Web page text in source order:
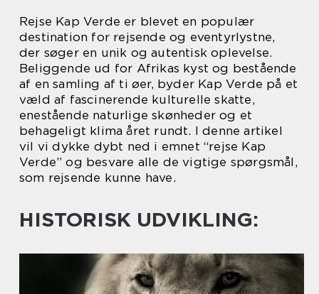
Rejse Kap Verde er blevet en populær
destination for rejsende og eventyrlystne,
der søger en unik og autentisk oplevelse.
Beliggende ud for Afrikas kyst og bestående
af en samling af ti øer, byder Kap Verde på et
væld af fascinerende kulturelle skatte,
enestående naturlige skønheder og et
behageligt klima året rundt. I denne artikel
vil vi dykke dybt ned i emnet “rejse Kap
Verde” og besvare alle de vigtige spørgsmål,
som rejsende kunne have.
HISTORISK UDVIKLING: